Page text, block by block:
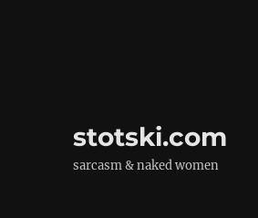
stotski.com
sarcasm & naked women